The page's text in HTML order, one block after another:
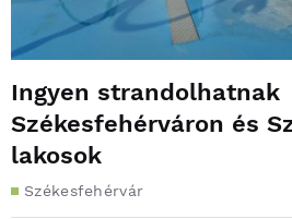
Ingyen strandolhatnak
Székesfehérváron és
lakosok
Székesfehérvár